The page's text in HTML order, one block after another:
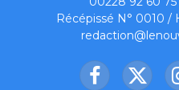
Récépissé N° 0010 /
Facebook
X